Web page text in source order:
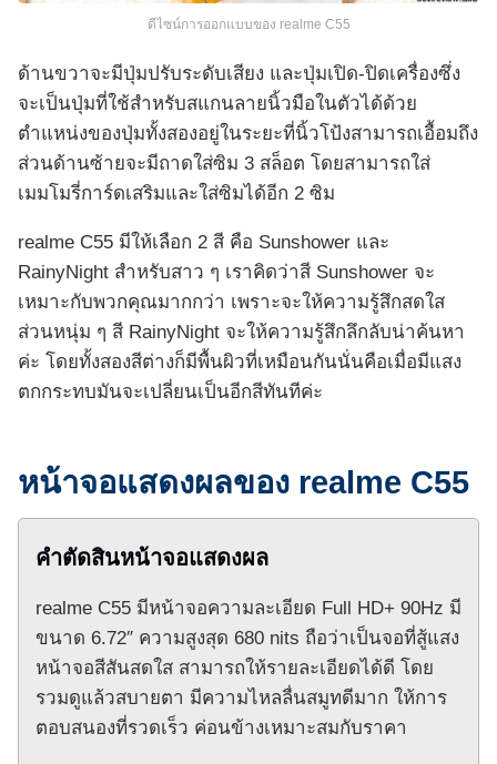
ดีไซน์การออกแบบของ realme C55
ด้านขวาจะมีปุ่มปรับระดับเสียง และปุ่มเปิด-ปิดเครื่องซึ่ง
จะเป็นปุ่มที่ใช้สำหรับสแกนลายนิ้วมือในตัวได้ด้วย
ตำแหน่งของปุ่มทั้งสองอยู่ในระยะที่นิ้วโป้งสามารถเอื้อมถึง
ส่วนด้านซ้ายจะมีถาดใส่ซิม 3 สล็อต โดยสามารถใส่
เมมโมรี่การ์ดเสริมและใส่ซิมได้อีก 2 ซิม
realme C55 มีให้เลือก 2 สี คือ Sunshower และ
RainyNight สำหรับสาว ๆ เราคิดว่าสี Sunshower จะ
เหมาะกับพวกคุณมากกว่า เพราะจะให้ความรู้สึกสดใส
ส่วนหนุ่ม ๆ สี RainyNight จะให้ความรู้สึกลึกลับน่าค้นหา
ค่ะ โดยทั้งสองสีต่างก็มีพื้นผิวที่เหมือนกันนั่นคือเมื่อมีแสง
ตกกระทบมันจะเปลี่ยนเป็นอีกสีทันทีค่ะ
หน้าจอแสดงผลของ realme C55
คำตัดสินหน้าจอแสดงผล
realme C55 มีหน้าจอความละเอียด Full HD+ 90Hz มี
ขนาด 6.72″ ความสูงสุด 680 nits ถือว่าเป็นจอที่สู้แสง
หน้าจอสีสันสดใส สามารถให้รายละเอียดได้ดี โดย
รวมดูแล้วสบายตา มีความไหลลื่นสมูทดีมาก ให้การ
ตอบสนองที่รวดเร็ว ค่อนข้างเหมาะสมกับราคา